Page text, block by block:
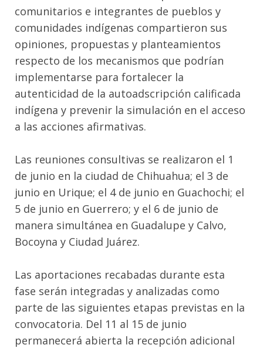
comunitarios e integrantes de pueblos y
comunidades indígenas compartieron sus
opiniones, propuestas y planteamientos
respecto de los mecanismos que podrían
implementarse para fortalecer la
autenticidad de la autoadscripción calificada
indígena y prevenir la simulación en el acceso
a las acciones afirmativas.
Las reuniones consultivas se realizaron el 1
de junio en la ciudad de Chihuahua; el 3 de
junio en Urique; el 4 de junio en Guachochi; el
5 de junio en Guerrero; y el 6 de junio de
manera simultánea en Guadalupe y Calvo,
Bocoyna y Ciudad Juárez.
Las aportaciones recabadas durante esta
fase serán integradas y analizadas como
parte de las siguientes etapas previstas en la
convocatoria. Del 11 al 15 de junio
permanecerá abierta la recepción adicional